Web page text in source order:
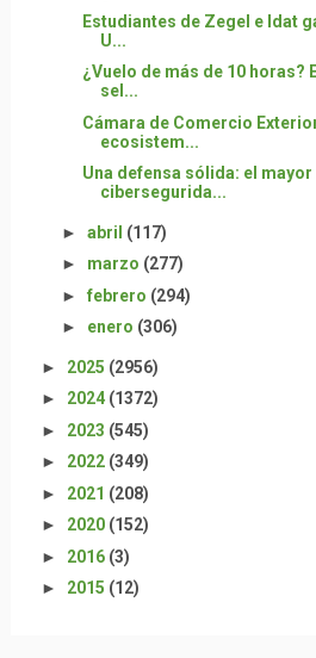
Estudiantes de Zegel e Idat
U...
¿Vuelo de más de 10 horas?
sel...
Cámara de Comercio
ecosistem...
Una defensa sólida: el
cibersegurida...
► abril (117)
► marzo (277)
► febrero (294)
► enero (306)
► 2025 (2956)
► 2024 (1372)
► 2023 (545)
► 2022 (349)
► 2021 (208)
► 2020 (152)
► 2016 (3)
► 2015 (12)